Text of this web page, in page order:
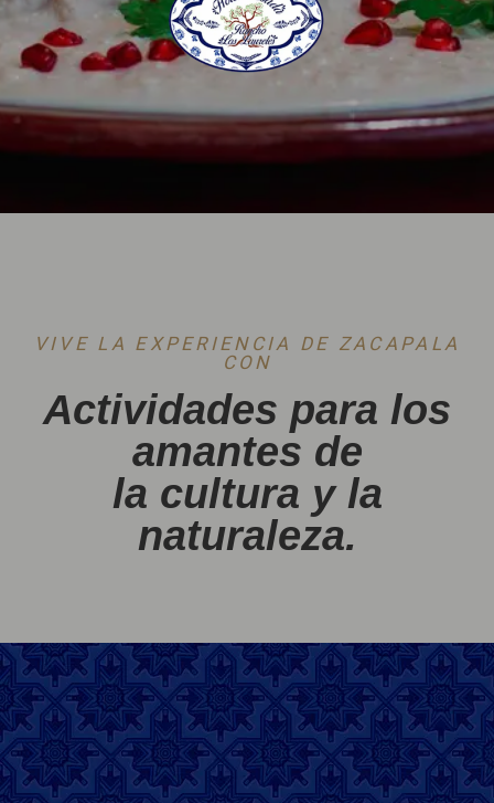
VIVE LA EXPERIENCIA DE ZACAPALA
CON
Actividades para los
amantes de
la cultura y la
naturaleza.